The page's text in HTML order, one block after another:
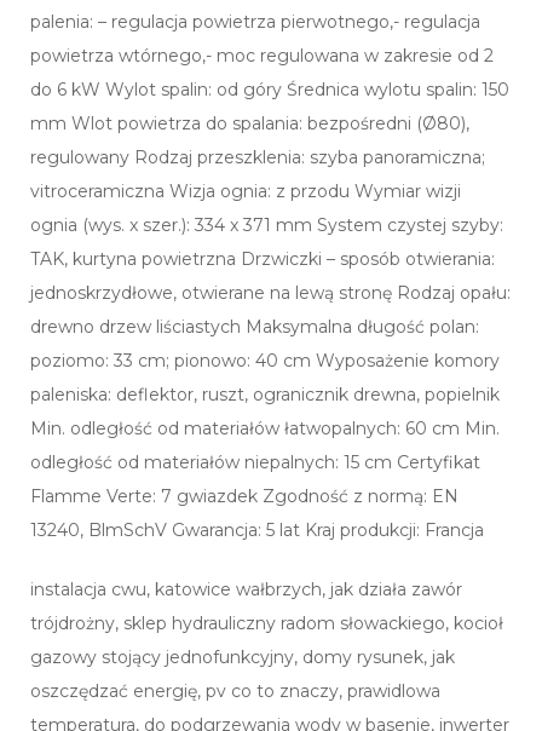
palenia: – regulacja powietrza pierwotnego,- regulacja
powietrza wtórnego,- moc regulowana w zakresie od 2
do 6 kW Wylot spalin: od góry Średnica wylotu spalin: 150
mm Wlot powietrza do spalania: bezpośredni (Ø80),
regulowany Rodzaj przeszklenia: szyba panoramiczna;
vitroceramiczna Wizja ognia: z przodu Wymiar wizji
ognia (wys. x szer.): 334 x 371 mm System czystej szyby:
TAK, kurtyna powietrzna Drzwiczki – sposób otwierania:
jednoskrzydłowe, otwierane na lewą stronę Rodzaj opału:
drewno drzew liściastych Maksymalna długość polan:
poziomo: 33 cm; pionowo: 40 cm Wyposażenie komory
paleniska: deflektor, ruszt, ogranicznik drewna, popielnik
Min. odległość od materiałów łatwopalnych: 60 cm Min.
odległość od materiałów niepalnych: 15 cm Certyfikat
Flamme Verte: 7 gwiazdek Zgodność z normą: EN
13240, BlmSchV Gwarancja: 5 lat Kraj produkcji: Francja
instalacja cwu, katowice wałbrzych, jak działa zawór
trójdrożny, sklep hydrauliczny radom słowackiego, kocioł
gazowy stojący jednofunkcyjny, domy rysunek, jak
oszczędzać energię, pv co to znaczy, prawidlowa
temperatura, do podgrzewania wody w basenie, inwerter